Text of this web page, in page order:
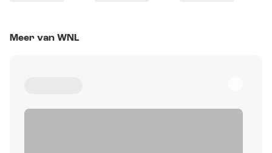
Meer van WNL